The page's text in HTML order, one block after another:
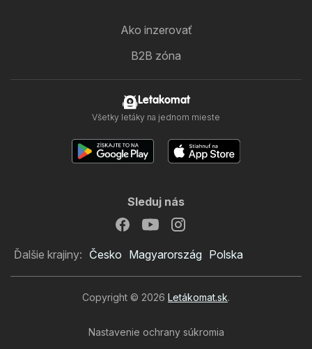
Ako inzerovať
B2B zóna
Letakomat
Všetky letáky na jednom mieste
Sleduj nás
Ďalšie krajiny: Česko Magyarország Polska
Copyright © 2026 Letákomat.sk.
Nastavenie ochrany súkromia